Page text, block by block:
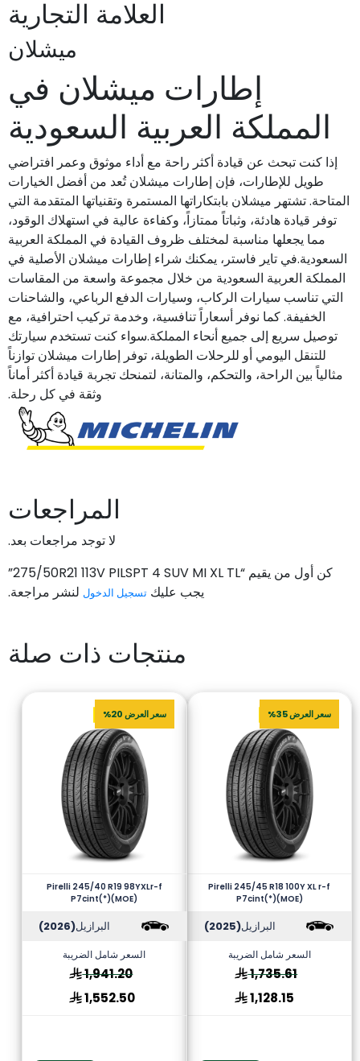
العلامة التجارية
ميشلان
إطارات ميشلان في
المملكة العربية السعودية
إذا كنت تبحث عن قيادة أكثر راحة مع أداء موثوق وعمر افتراضي
طويل للإطارات، فإن إطارات ميشلان تُعد من أفضل الخيارات
المتاحة. تشتهر ميشلان بابتكاراتها المستمرة وتقنياتها المتقدمة التي
توفر قيادة هادئة، وثباتاً ممتازاً، وكفاءة عالية في استهلاك الوقود،
مما يجعلها مناسبة لمختلف ظروف القيادة في المملكة العربية
السعودية.في تاير فاستر، يمكنك شراء إطارات ميشلان الأصلية في
المملكة العربية السعودية من خلال مجموعة واسعة من المقاسات
التي تناسب سيارات الركاب، وسيارات الدفع الرباعي، والشاحنات
الخفيفة. كما نوفر أسعاراً تنافسية، وخدمة تركيب احترافية، مع
توصيل سريع إلى جميع أنحاء المملكة.سواء كنت تستخدم سيارتك
للتنقل اليومي أو للرحلات الطويلة، توفر إطارات ميشلان توازناً
مثالياً بين الراحة، والتحكم، والمتانة، لتمنحك تجربة قيادة أكثر أماناً
وثقة في كل رحلة.
المراجعات
لا توجد مراجعات بعد.
كن أول من يقيم “275/50R21 113V PILSPT 4 SUV MI XL TL”
يجب عليك تسجيل الدخول لنشر مراجعة.
منتجات ذات صلة
سعر العرض 35%
Pirelli 245/45 R18 100Y XL r-f
P7cint(*)(MOE)
البرازيل(2025)
السعر شامل الضريبة
1,735.61
1,128.15
سعر العرض 20%
Pirelli 245/40 R19 98YXLr-f
P7cint(*)(MOE)
البرازيل(2026)
السعر شامل الضريبة
1,941.20
1,552.50